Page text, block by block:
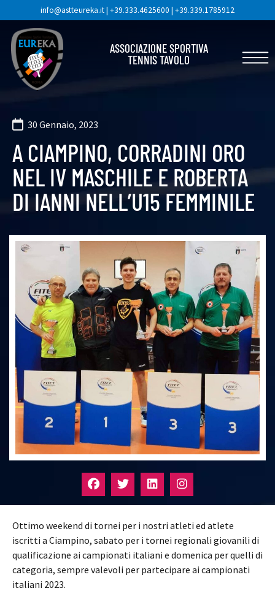
info@astteureka.it| +39.333.4625600 | +39.339.1785912
ASSOCIAZIONE SPORTIVA
TENNIS TAVOLO
30 Gennaio, 2023
A CIAMPINO, CORRADINI ORO
NEL IV MASCHILE E ROBERTA
DI IANNI NELL’U15 FEMMINILE
Ottimo weekend di tornei per i nostri atleti ed atlete
iscritti a Ciampino, sabato per i tornei regionali giovanili di
qualificazione ai campionati italiani e domenica per quelli di
categoria, sempre valevoli per partecipare ai campionati
italiani 2023.